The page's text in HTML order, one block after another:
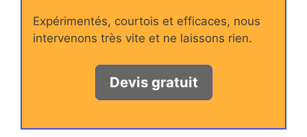
Expérimentés, courtois et efficaces, nous
intervenons très vite et ne laissons rien.
Devis gratuit